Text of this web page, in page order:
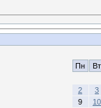
Пн Вт
2
3
9
10